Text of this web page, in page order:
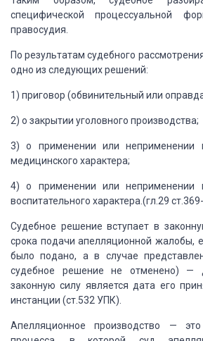
специфической процессуальной
правосудия.
По результатам судебного
одно из следующих решений:
1) приговор (обвинительный или
2) о закрытии уголовного производства;
3) о применении или неприменении
медицинского характера;
4) о применении или неприменении
воспитательного характера.(гл.29
Судебное решение вступает в
срока подачи апелляционной жалобы,
было подано, а в случае
судебное решение не отменено) —
законную силу является дата его
инстанции (ст.532 УПК).
Апелляционное производство
— это